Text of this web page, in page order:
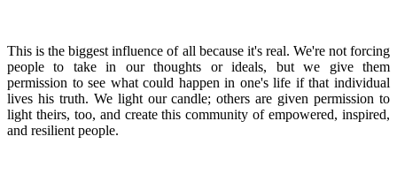
This is the biggest influence of all because it's real. We're not forcing
people to take in our thoughts or ideals, but we give them
permission to see what could happen in one's life if that individual
lives his truth. We light our candle; others are given permission to
light theirs, too, and create this community of empowered, inspired,
and resilient people.